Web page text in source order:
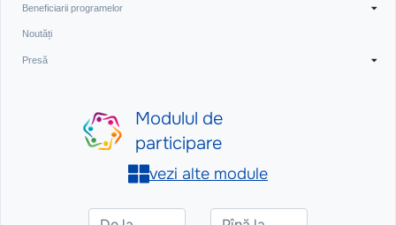
Beneficiarii programelor
Noutăți
Presă